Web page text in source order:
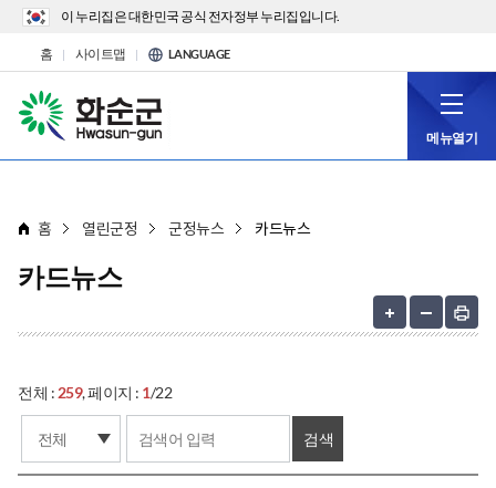
이 누리집은 대한민국 공식 전자정부 누리집입니다.
홈 사이트맵 LANGUAGE
메뉴열기
홈 열린군정 군정뉴스 카드뉴스
카드뉴스
전체 : 259, 페이지 : 1/22